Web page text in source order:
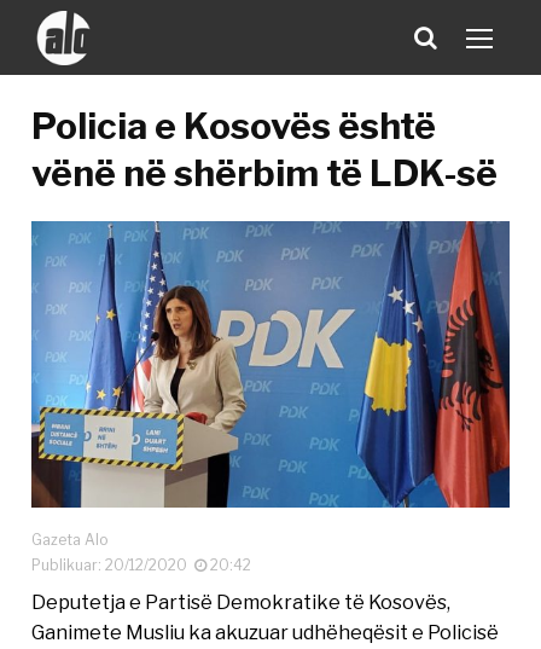
Policia e Kosovës është
vënë në shërbim të LDK-së
Gazeta Alo
Publikuar: 20/12/2020
20:42
Deputetja e Partisë Demokratike të Kosovës,
Ganimete Musliu ka akuzuar udhëheqësit e Policisë